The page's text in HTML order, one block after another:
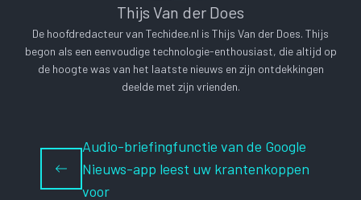
Thijs Van der Does
De hoofdredacteur van Techidee.nl is Thijs Van der Does. Thijs
begon als een eenvoudige technologie-enthousiast, die altijd op
de hoogte was van het laatste nieuws en zijn ontdekkingen
deelde met zijn vrienden.
Audio-briefingfunctie van de Google
Nieuws-app leest uw krantenkoppen
voor